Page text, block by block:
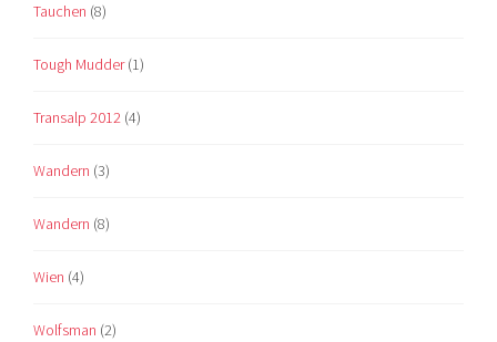
Tauchen (8)
Tough Mudder(1)
Transalp 2012 (4)
Wandern (3)
Wandern (8)
Wien (4)
Wolfsman (2)